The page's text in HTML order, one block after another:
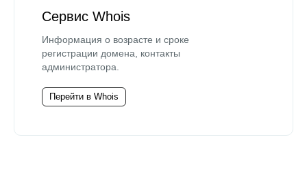
Сервис Whois
Информация о возрасте и сроке
регистрации домена, контакты
администратора.
Перейти в Whois